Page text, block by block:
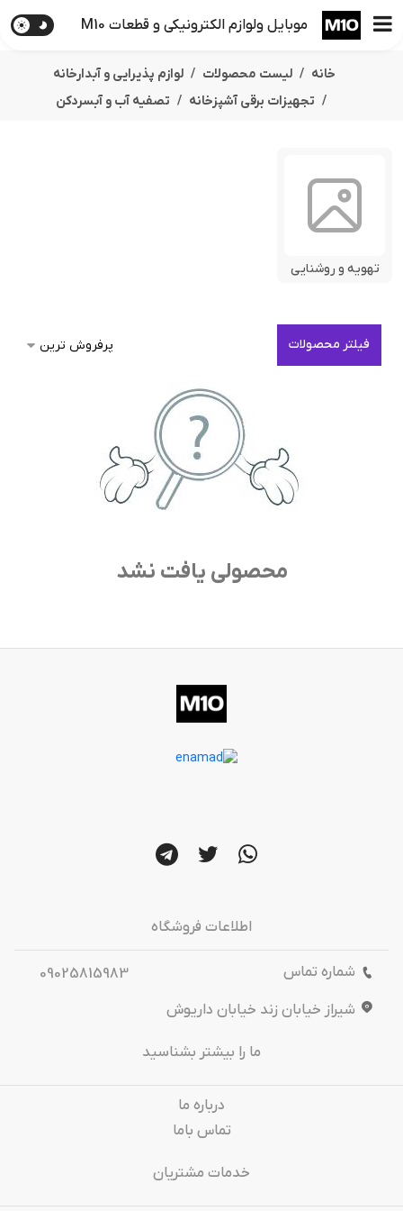
موبایل ولوازم الکترونیکی و قطعات M10
خانه لیست محصولات
لوازم پذیرایی و آبدارخانه
تجهیزات برقی آشپزخانه
تصفیه آب و آبسردکن
تهویه و روشنایی
فیلتر محصولات
محصولی یافت نشد
اطلاعات فروشگاه
شماره تماس
09025815983
شیراز خیابان زند خیابان داریوش
ما را بیشتر بشناسید
درباره‌ ما
تماس باما
خدمات مشتریان